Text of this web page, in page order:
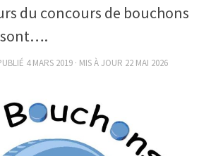
du concours de bouchons
sont….
4 MARS 2019 · MIS À JOUR 22 MAI 2026